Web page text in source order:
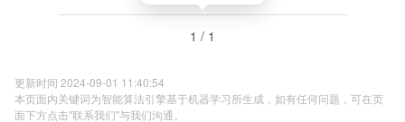
1 / 1
更新时间 2024-09-01 11:40:54
本页面内关键词为智能算法引擎基于机器学习所生成，如有任何问题，可在页
面下方点击"联系我们"与我们沟通。